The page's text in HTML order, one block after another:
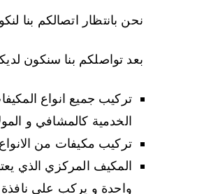
نحن بانتظار اتصالكم بنا
بعد تواصلكم بنا سنكون
تركيب جميع انواع
الخدمية كالمشافي و
تركيب مكيفات من الانواع
المكيف المركزي الذي
واحدة و يركب على نافذة